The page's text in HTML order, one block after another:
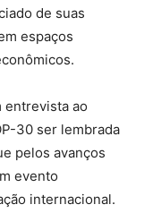
de suas
espaços
entrevista ao
30 ser lembrada
pelos avanços
evento
internacional.